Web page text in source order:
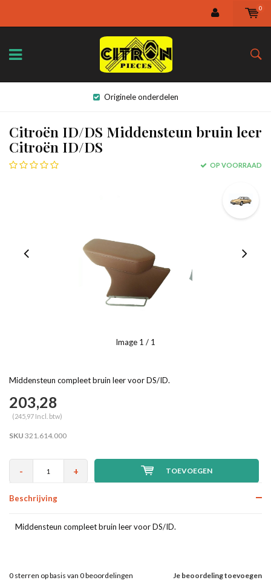
0
Originele onderdelen
Citroën ID/DS Middensteun bruin leer
Citroën ID/DS
OP VOORRAAD
Image 1 / 1
Middensteun compleet bruin leer voor DS/ID.
203,28
(245,97 Incl. btw)
SKU 321.614.000
- + TOEVOEGEN
Beschrijving
Middensteun compleet bruin leer voor DS/ID.
Je beoordeling toevoegen
0 sterren op basis van 0beoordelingen